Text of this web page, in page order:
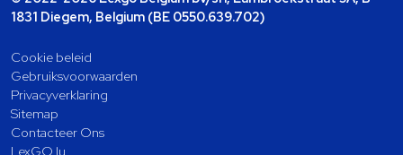
1831 Diegem, Belgium (BE 0550.639.702)
Cookie beleid
Gebruiksvoorwaarden
Privacyverklaring
Sitemap
Contacteer Ons
LexGO.lu